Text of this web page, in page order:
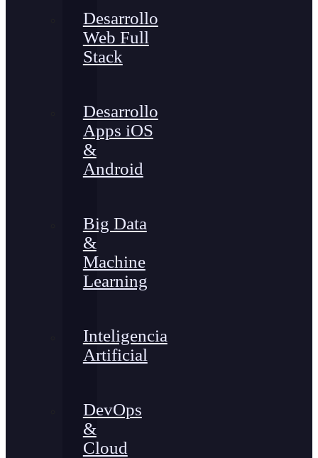
Desarrollo
Web Full
Stack
Desarrollo
Apps iOS
&
Android
Big Data
&
Machine
Learning
Inteligencia
Artificial
DevOps
&
Cloud